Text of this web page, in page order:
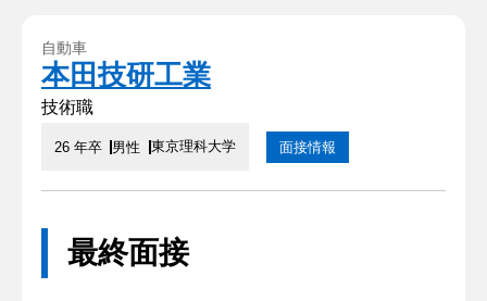
自動車
本田技研工業
技術職
26 年卒 男性 東京理科大学 面接情報
最終面接